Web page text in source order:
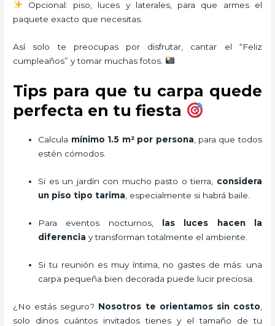
Opcional: piso, luces y laterales, para que armes el
paquete exacto que necesitas.
Así solo te preocupas por disfrutar, cantar el “Feliz
cumpleaños” y tomar muchas fotos.
Tips para que tu carpa quede
perfecta en tu fiesta
Calcula mínimo 1.5 m² por persona, para que todos
estén cómodos.
Si es un jardín con mucho pasto o tierra, considera
un piso tipo tarima, especialmente si habrá baile.
Para eventos nocturnos,
las luces hacen la
diferencia y transforman totalmente el ambiente.
Si tu reunión es muy íntima, no gastes de más: una
carpa pequeña bien decorada puede lucir preciosa.
¿No estás seguro? Nosotros te orientamos sin costo
solo dinos cuántos invitados tienes y el tamaño de tu